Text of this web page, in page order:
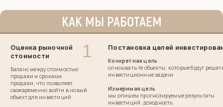
КАК МЫ РАБОТАЕМ
Оценка рыночной
стоимости
Баланс между стоимостью
продажи и сроками
продажи, что позволяет
своевременно войти в новый
объект для инвестиций
Постановка целей
Конкретная цель
описывать те объекты, которые будут
инвестиционные задачи
Измеримая цель
мы опишем прогнозируемые результаты
инвестиций, доходность